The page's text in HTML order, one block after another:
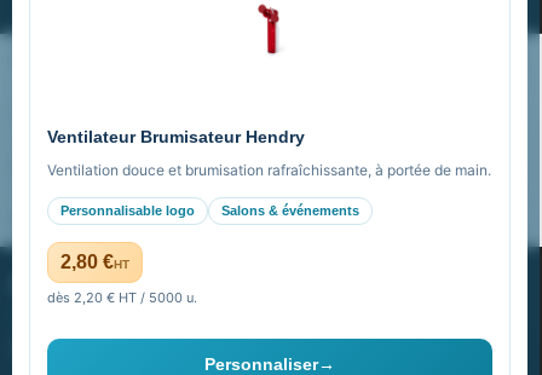
Ventilateur Brumisateur Hendry
Ventilation douce et brumisation rafraîchissante, à portée de main.
Personnalisable logo Salons & événements
2,80 €HT
dès 2,20 € HT / 5000 u.
Personnaliser→
Nos expertises & accompagnement global
FAQ sur Promenoch Goodies Pub France
Pourquoi ça a marché à 100% pour moi ?
PROMENOCH GOODIES
Goodies Pubfrance est édité par Promenoch